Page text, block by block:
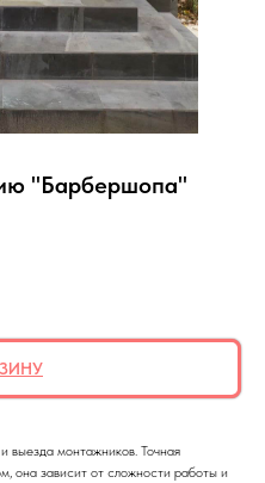
"Барбершопа"
выезда монтажников. Точная
она зависит от сложности работы и